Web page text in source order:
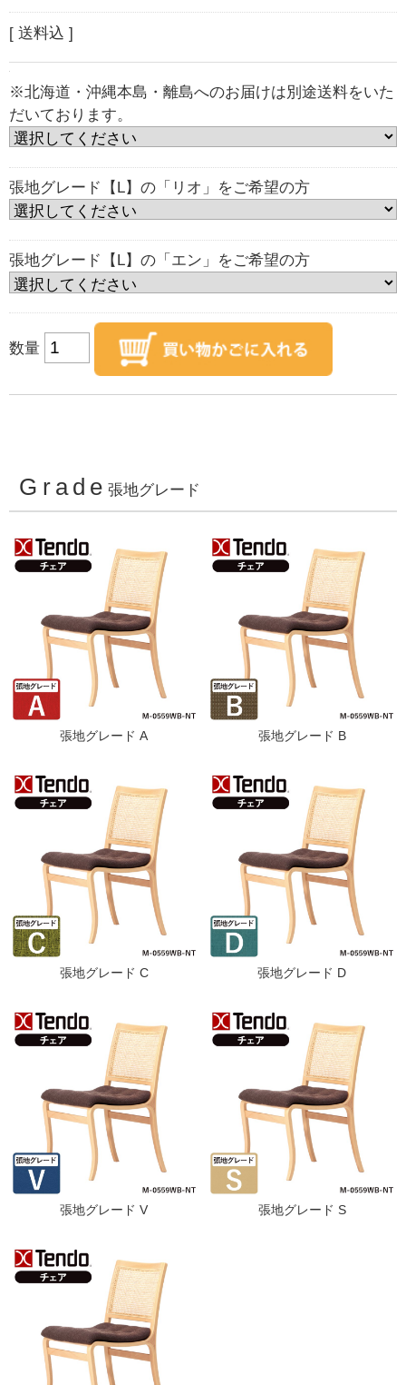
[ 送料込 ]
※北海道・沖縄本島・離島へのお届けは別途送料をいた
だいております。
張地グレード【L】の「リオ」をご希望の方
張地グレード【L】の「エン」をご希望の方
数量
Grade 張地グレード
張地グレード A 張地グレード B
張地グレード C 張地グレード D
張地グレード V 張地グレード S